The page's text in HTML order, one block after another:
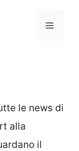
Menu
le news di
alla
il